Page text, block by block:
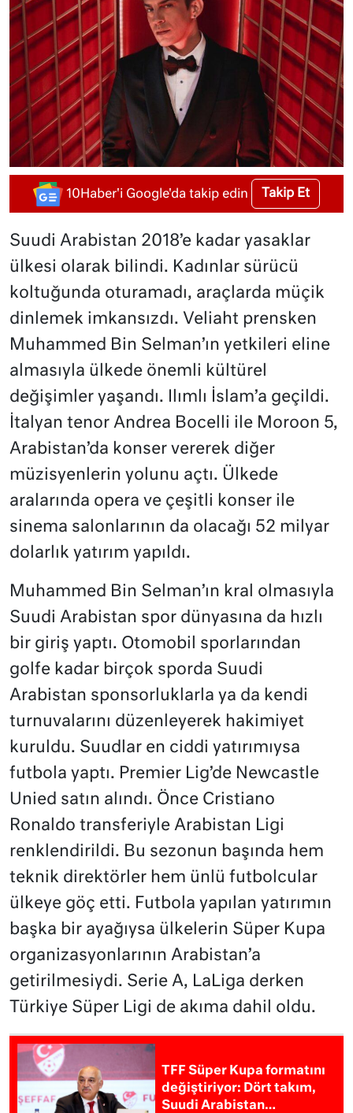
10Haber'i Google'da takip edin Takip Et
Suudi Arabistan 2018’e kadar yasaklar
ülkesi olarak bilindi. Kadınlar sürücü
koltuğunda oturamadı, araçlarda müçik
dinlemek imkansızdı. Veliaht prensken
Muhammed Bin Selman’ın yetkileri eline
almasıyla ülkede önemli kültürel
değişimler yaşandı. Ilımlı İslam’a geçildi.
İtalyan tenor Andrea Bocelli ile Moroon 5,
Arabistan’da konser vererek diğer
müzisyenlerin yolunu açtı. Ülkede
aralarında opera ve çeşitli konser ile
sinema salonlarının da olacağı 52 milyar
dolarlık yatırım yapıldı.
Muhammed Bin Selman’ın kral olmasıyla
Suudi Arabistan spor dünyasına da hızlı
bir giriş yaptı. Otomobil sporlarından
golfe kadar birçok sporda Suudi
Arabistan sponsorluklarla ya da kendi
turnuvalarını düzenleyerek hakimiyet
kuruldu. Suudlar en ciddi yatırımıysa
futbola yaptı. Premier Lig’de Newcastle
Unied satın alındı. Önce Cristiano
Ronaldo transferiyle Arabistan Ligi
renklendirildi. Bu sezonun başında hem
teknik direktörler hem ünlü futbolcular
ülkeye göç etti. Futbola yapılan yatırımın
başka bir ayağıysa ülkelerin Süper Kupa
organizasyonlarının Arabistan’a
getirilmesiydi. Serie A, LaLiga derken
Türkiye Süper Ligi de akıma dahil oldu.
TFF Süper Kupa formatını
değiştiriyor: Dört takım,
Suudi Arabistan…